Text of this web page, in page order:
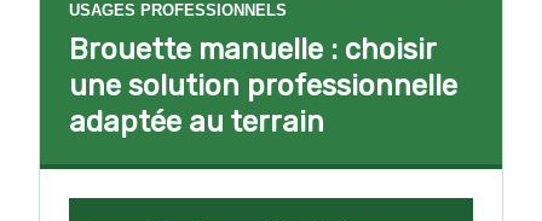
USAGES PROFESSIONNELS
Brouette manuelle : choisir
une solution professionnelle
adaptée au terrain